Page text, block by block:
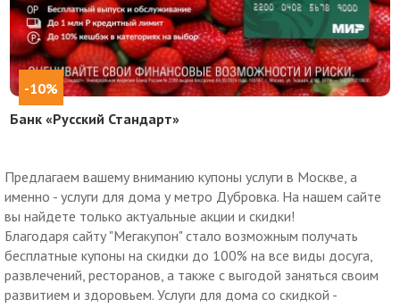
-10%
Банк «Русский Стандарт»
Предлагаем вашему вниманию купоны услуги в Москве, а
именно - услуги для дома у метро Дубровка. На нашем сайте
вы найдете только актуальные акции и скидки!
Благодаря сайту "Мегакупон" стало возможным получать
бесплатные купоны на скидки до 100% на все виды досуга,
развлечений, ресторанов, а также с выгодой заняться своим
развитием и здоровьем. Услуги для дома со скидкой -